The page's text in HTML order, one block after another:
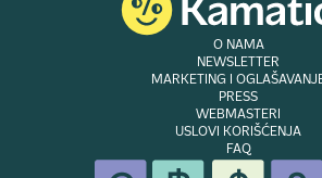
O NAMA
NEWSLETTER
MARKETING I
PRESS
WEBMASTERI
USLOVI KORIŠĆENJA
FAQ